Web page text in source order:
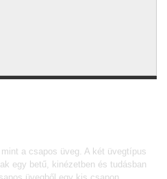
a csapos üveg. A két üvegtípus
egy betű, kinézetben és tudásban